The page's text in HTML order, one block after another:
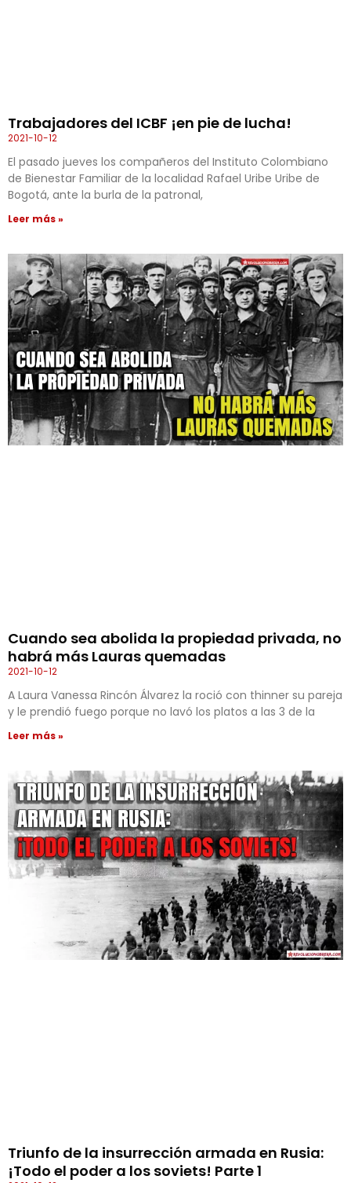
Trabajadores del ICBF ¡en pie de lucha!
2021-10-12
El pasado jueves los compañeros del Instituto Colombiano
de Bienestar Familiar de la localidad Rafael Uribe Uribe de
Bogotá, ante la burla de la patronal,
Leer más »
Cuando sea abolida la propiedad privada, no
habrá más Lauras quemadas
2021-10-12
A Laura Vanessa Rincón Álvarez la roció con thinner su pareja
y le prendió fuego porque no lavó los platos a las 3 de la
Leer más »
Triunfo de la insurrección armada en Rusia:
¡Todo el poder a los soviets! Parte 1